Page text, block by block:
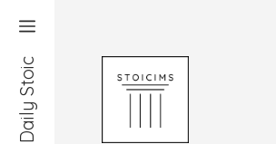
Daily Stoic